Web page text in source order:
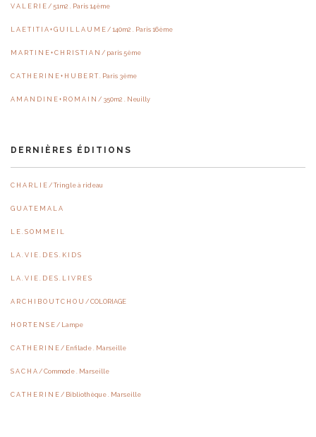
V A L E R I E / 51m2 . Paris 14ème
L A E T I T I A + G U I L L A U M E / 140m2 . Paris 16ème
M A R T I N E + C H R I S T I A N / paris 5ème
C A T H E R I N E + H U B E R T . Paris 3ème
A M A N D I N E + R O M A I N / 350m2 . Neuilly
DERNIÈRES ÉDITIONS
C H A R L I E / Tringle à rideau
G U A T E M A L A
L E . S O M M E I L
L A . V I E . D E S . K I D S
L A . V I E . D E S . L I V R E S
A R C H I B O U T C H O U / COLORIAGE
H O R T E N S E / Lampe
C A T H E R I N E / Enfilade . Marseille
S A C H A / Commode . Marseille
C A T H E R I N E / Bibliothèque . Marseille